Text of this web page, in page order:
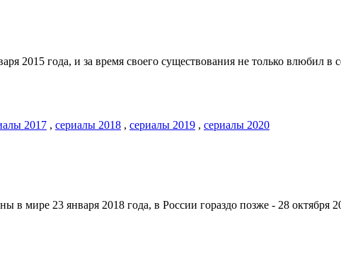
2015 года, и за время своего существования не только влюбил в
2017 , сериалы 2018 , сериалы 2019 , сериалы 2020
мире 23 января 2018 года, в России гораздо позже - 28 октября